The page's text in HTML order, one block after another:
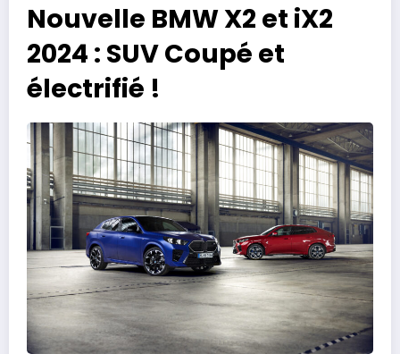
Nouvelle BMW X2 et iX2
2024 : SUV Coupé et
électrifié !